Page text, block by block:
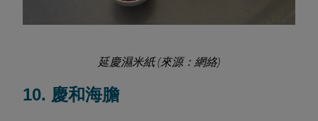
延慶濕米紙 (來源：網絡)
10. 慶和海膽